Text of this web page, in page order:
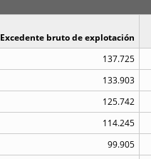
Excedente bruto de explotación
137.725
133.903
125.742
114.245
99.905